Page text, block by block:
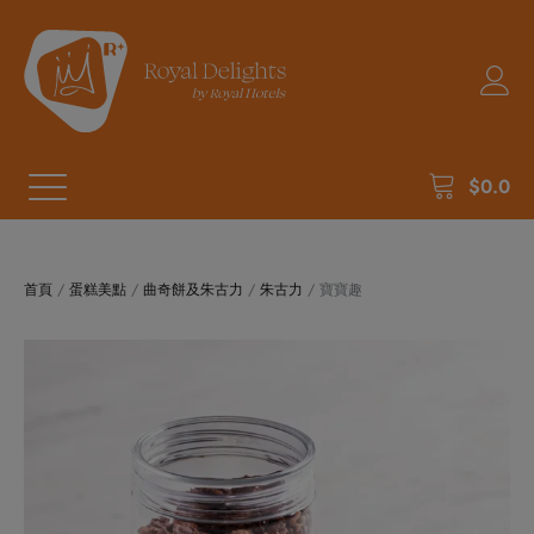
$0.0
首頁 / 蛋糕美點 / 曲奇餅及朱古力 / 朱古力 / 寶寶趣